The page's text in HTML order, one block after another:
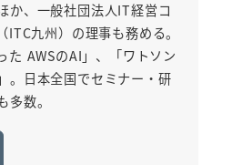
か、一般社団法人IT経営コ
ITC九州）の理事も務める。
た AWSのAI」、「ワトソン
。日本全国でセミナー・研
数。